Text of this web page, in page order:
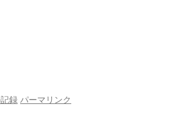
録 パーマリンク